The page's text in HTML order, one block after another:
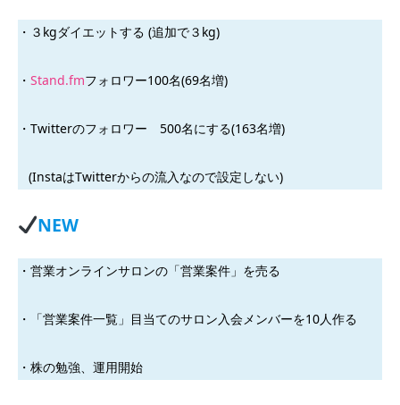
・３kgダイエットする (追加で３kg)
・ Stand.fmフォロワー100名(69名増)
・Twitterのフォロワー 500名にする(163名増)
(InstaはTwitterからの流入なので設定しない)
NEW
・営業オンラインサロンの「営業案件」を売る
・「営業案件一覧」目当てのサロン入会メンバーを10人作る
・株の勉強、運用開始